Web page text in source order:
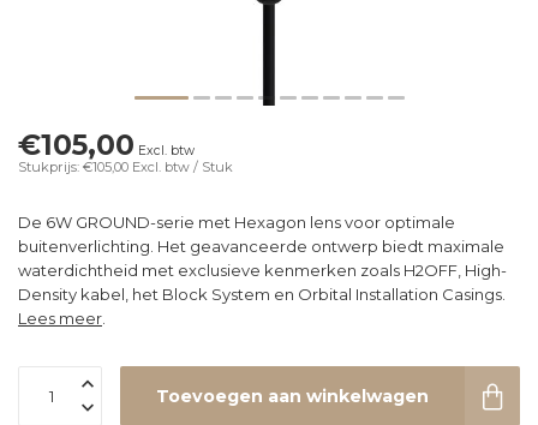
€105,00 Excl. btw
Stukprijs: €105,00 Excl. btw / Stuk
De 6W GROUND-serie met Hexagon lens voor optimale
buitenverlichting. Het geavanceerde ontwerp biedt maximale
waterdichtheid met exclusieve kenmerken zoals H2OFF, High-
Density kabel, het Block System en Orbital Installation Casings.
Lees meer
Toevoegen aan winkelwagen